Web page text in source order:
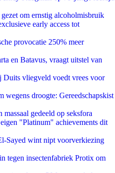
om ernstig alcoholmisbruik
early access tot
provocatie 250% meer
en Batavus, vraagt uitstel van
Duits vliegveld voedt vrees voor
wegens droogte: Gereedschapskist
gedeeld op seksfora
"Platinum" achievements dit
Sayed wint nipt voorverkiezing
tegen insectenfabriek Protix om